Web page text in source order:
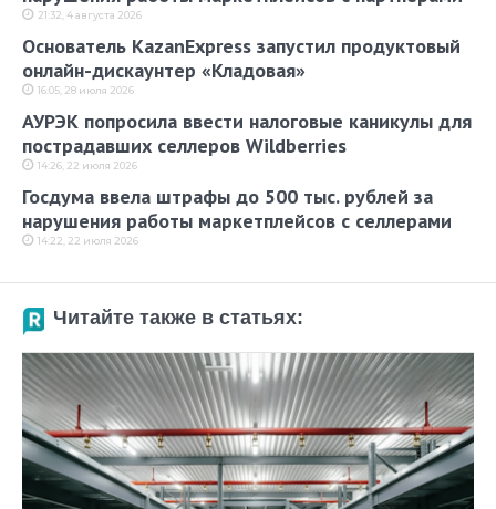
21:32, 4 августа 2026
Основатель KazanExpress запустил продуктовый
онлайн-дискаунтер «Кладовая»
16:05, 28 июля 2026
АУРЭК попросила ввести налоговые каникулы для
пострадавших селлеров Wildberries
14:26, 22 июля 2026
Госдума ввела штрафы до 500 тыс. рублей за
нарушения работы маркетплейсов с селлерами
14:22, 22 июля 2026
Читайте также в статьях: